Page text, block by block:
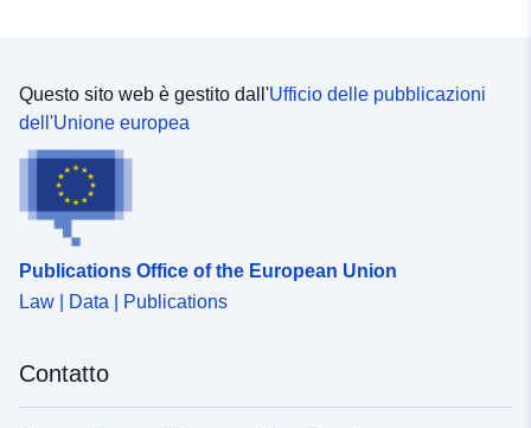
Questo sito web è gestito dall'Ufficio delle pubblicazioni
dell'Unione europea
Publications Office of the European Union
Law | Data | Publications
Contatto